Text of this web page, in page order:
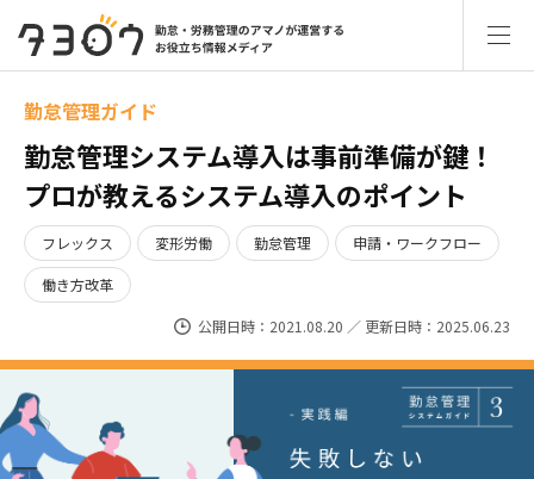
勤怠管理ガイド
勤怠管理システム導入は事前準備が鍵！
プロが教えるシステム導入のポイント
フレックス 変形労働 勤怠管理 申請・ワークフロー
働き方改革
公開日時：2021.08.20 ／ 更新日時：2025.06.23